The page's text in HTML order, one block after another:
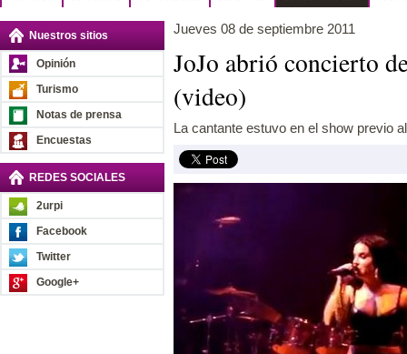
Nuestros sitios
Opinión
Turismo
Notas de prensa
Encuestas
REDES SOCIALES
2urpi
Facebook
Twitter
Google+
Jueves 08 de septiembre 2011
JoJo abrió concierto
(video)
La cantante estuvo en el show previo